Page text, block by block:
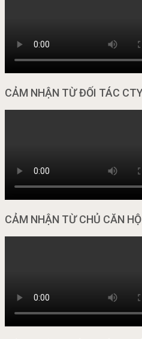
CẢM NHẬN TỪ ĐỐI TÁC
CẢM NHẬN TỪ CHỦ CĂN